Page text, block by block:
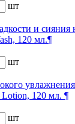
шт
и сияния
120 мл.¶
шт
120 мл. ¶
шт